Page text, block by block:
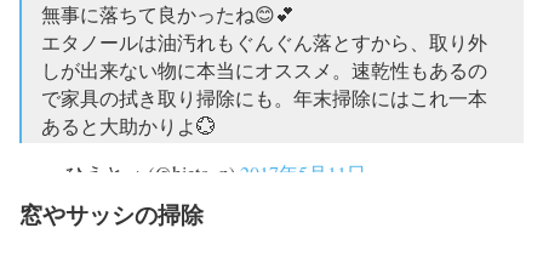
無事に落ちて良かったね😊💕
エタノールは油汚れもぐんぐん落とすから、取り外
しが出来ない物に本当にオススメ。速乾性もあるの
で家具の拭き取り掃除にも。年末掃除にはこれ一本
あると大助かりよ💮
— ひえと→ (@hieto_n) 2017年5月11日
窓やサッシの掃除